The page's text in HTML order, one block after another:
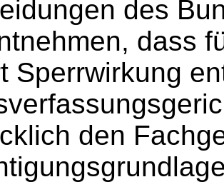
des
dass
Sperrwirkung
den